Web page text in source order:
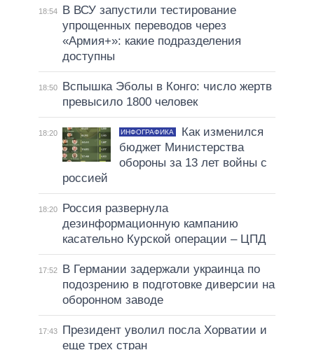
18:54
В ВСУ запустили тестирование
упрощенных переводов через
«Армия+»: какие подразделения
доступны
18:50
Вспышка Эболы в Конго: число жертв
превысило 1800 человек
18:20 ИНФОГРАФИКА
Как изменился
бюджет Министерства
обороны за 13 лет войны с
россией
18:20
Россия развернула
дезинформационную кампанию
касательно Курской операции – ЦПД
17:52
В Германии задержали украинца по
подозрению в подготовке диверсии на
оборонном заводе
17:43
Президент уволил посла Хорватии и
еще трех стран